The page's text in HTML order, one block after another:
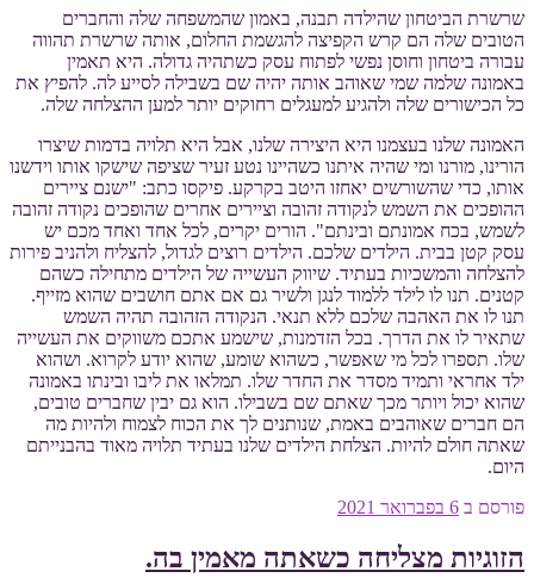
שרשרת הביטחון שהילדה תבנה, באמון שהמשפחה שלה והחברים
הטובים שלה הם קרש הקפיצה להגשמת החלום, אותה שרשרת תהווה
עבורה ביטחון וחוסן נפשי לפתוח עסק כשתהיה גדולה. היא תאמין
באמונה שלמה שמי שאוהב אותה יהיה שם בשבילה לסייע לה. להפיץ את
כל הכישורים שלה ולהגיע למעגלים רחוקים יותר למען ההצלחה שלה.
האמונה שלנו בעצמנו היא היצירה שלנו, אבל היא תלויה בדמות שיצרו
הורינו, מורנו ומי שהיה איתנו כשהיינו נטע זעיר שציפה שישקו אותו וידשנו
אותו, כדי שהשורשים יאחזו היטב בקרקע. פיקסו כתב: "ישנם ציירים
ההופכים את השמש לנקודה זהובה וציירים אחרים שהופכים נקודה זהובה
לשמש, בכח אמונתם ובינתם". הורים יקרים, לכל אחד ואחד מכם יש
עסק קטן בבית. הילדים שלכם. הילדים רוצים לגדול, להצליח ולהניב פירות
להצלחה והמשכיות בעתיד. שיווק העשייה של הילדים מתחילה כשהם
קטנים. תנו לו לילד ללמוד לנגן ולשיר גם אם אתם חושבים שהוא מזייף.
תנו לו את האהבה שלכם ללא תנאי. הנקודה הזהובה תהיה השמש
שתאיר לו את הדרך. בכל הזדמנות, שישמע אתכם משווקים את העשייה
שלו. תספרו לכל מי שאפשר, כשהוא שומע, שהוא יודע לקרוא. ושהוא
ילד אחראי ותמיד מסדר את החדר שלו. תמלאו את ליבו ובינתו באמונה
שהוא יכול ויותר מכך שאתם שם בשבילו. הוא גם יבין שחברים טובים,
הם חברים שאוהבים באמת, שנותנים לך את הכוח לצמוח ולהיות מה
שאתה חולם להיות. הצלחת הילדים שלנו בעתיד תלויה מאוד בהבנייתם
היום.
פורסם ב 6 בפברואר 2021
הזוגיות מצליחה כשאתה מאמין בה.